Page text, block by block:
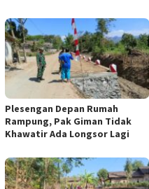
Plesengan Depan Rumah
Rampung, Pak Giman Tidak
Khawatir Ada Longsor Lagi